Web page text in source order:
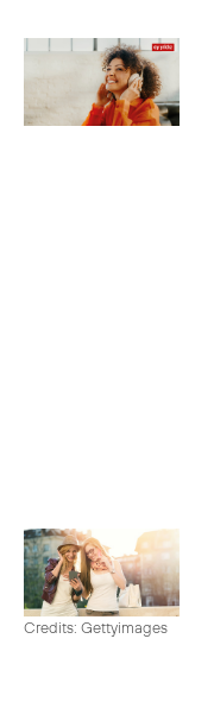
Credits: Gettyimages